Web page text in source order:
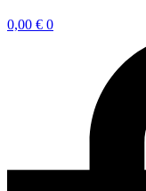
0,00 € 0